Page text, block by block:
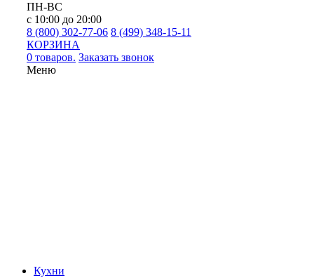
ПН-ВС
с 10:00 до 20:00
8 (800) 302-77-06 8 (499) 348-15-11
КОРЗИНА
0 товаров. Заказать звонок
Меню
Кухни